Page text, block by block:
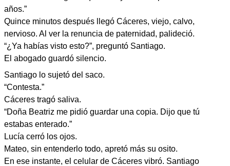
años.”
Quince minutos después llegó Cáceres, viejo, calvo,
nervioso. Al ver la renuncia de paternidad, palideció.
“¿Ya habías visto esto?”, preguntó Santiago.
El abogado guardó silencio.
Santiago lo sujetó del saco.
“Contesta.”
Cáceres tragó saliva.
“Doña Beatriz me pidió guardar una copia. Dijo que tú
estabas enterado.”
Lucía cerró los ojos.
Mateo, sin entenderlo todo, apretó más su osito.
En ese instante, el celular de Cáceres vibró. Santiago